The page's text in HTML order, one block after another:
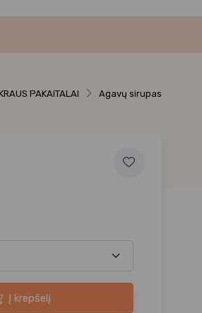
PAKAITALAI Agavų sirupas
Į krepšelį